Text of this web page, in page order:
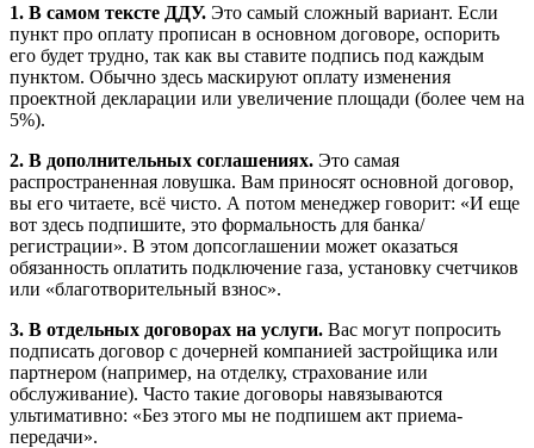
1. В самом тексте ДДУ. Это самый сложный вариант. Если
пункт про оплату прописан в основном договоре, оспорить
его будет трудно, так как вы ставите подпись под каждым
пунктом. Обычно здесь маскируют оплату изменения
проектной декларации или увеличение площади (более чем на
5%).
2. В дополнительных соглашениях. Это самая
распространенная ловушка. Вам приносят основной договор,
вы его читаете, всё чисто. А потом менеджер говорит: «И еще
вот здесь подпишите, это формальность для банка/
регистрации». В этом допсоглашении может оказаться
обязанность оплатить подключение газа, установку счетчиков
или «благотворительный взнос».
3. В отдельных договорах на услуги. Вас могут попросить
подписать договор с дочерней компанией застройщика или
партнером (например, на отделку, страхование или
обслуживание). Часто такие договоры навязываются
ультимативно: «Без этого мы не подпишем акт приема-
передачи».